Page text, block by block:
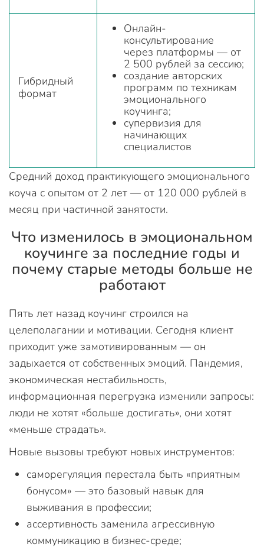
Гибридный
формат
Онлайн-
консультирование
через платформы — от
2 500 рублей за сессию;
создание авторских
программ по техникам
эмоционального
коучинга;
супервизия для
начинающих
специалистов
Средний доход практикующего эмоционального
коуча с опытом от 2 лет — от 120 000 рублей в
месяц при частичной занятости.
Что изменилось в эмоциональном
коучинге за последние годы и
почему старые методы больше не
работают
Пять лет назад коучинг строился на
целеполагании и мотивации. Сегодня клиент
приходит уже замотивированным — он
задыхается от собственных эмоций. Пандемия,
экономическая нестабильность,
информационная перегрузка изменили запросы:
люди не хотят «больше достигать», они хотят
«меньше страдать».
Новые вызовы требуют новых инструментов:
саморегуляция перестала быть «приятным
бонусом» — это базовый навык для
выживания в профессии;
ассертивность заменила агрессивную
коммуникацию в бизнес-среде;